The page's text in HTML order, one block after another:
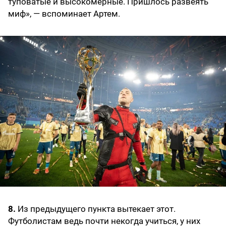
миф», — вспоминает Артем.
8. Из предыдущего пункта вытекает этот.
Футболистам ведь почти некогда учиться, у них